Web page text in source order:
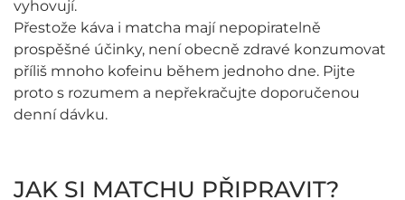
vyhovují.
Přestože káva i matcha mají nepopiratelně
prospěšné účinky, není obecně zdravé konzumovat
příliš mnoho kofeinu během jednoho dne. Pijte
proto s rozumem a nepřekračujte doporučenou
denní dávku.
JAK SI MATCHU PŘIPRAVIT?